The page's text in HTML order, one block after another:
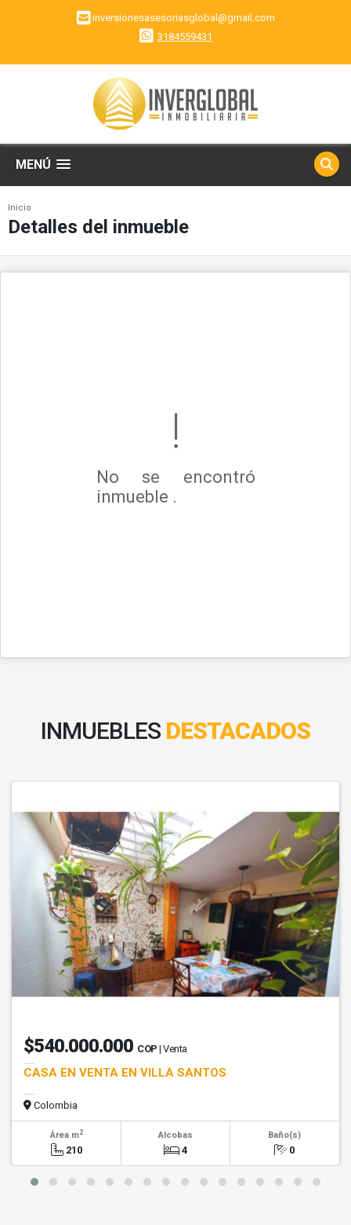
inversionesasesoriasglobal@gmail.com
3184559431
MENÚ
Inicio
Detalles del inmueble
No se encontró
inmueble .
INMUEBLES DESTACADOS
$540.000.000 COP | Venta
CASA EN VENTA EN VILLA SANTOS
Colombia
Área m2
210
Alcobas
4
Baño(s)
0